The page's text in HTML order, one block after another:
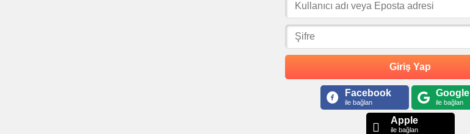
Giriş Yap
Facebook
ile bağlan
Google
ile bağlan
Apple
ile bağlan